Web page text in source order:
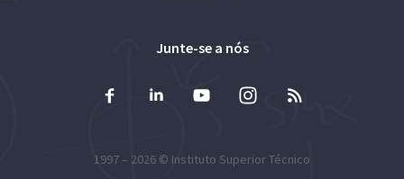
Junte-se a nós
1997 – 2026 © Instituto Superior Técnico